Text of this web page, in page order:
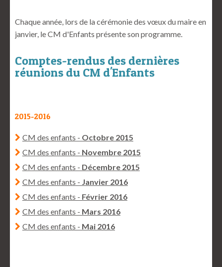
Chaque année, lors de la cérémonie des vœux du maire en
janvier, le CM d'Enfants présente son programme.
Comptes-rendus des dernières
réunions du CM d'Enfants
2015-2016
CM des enfants - Octobre 2015
CM des enfants - Novembre 2015
CM des enfants - Décembre 2015
CM des enfants - Janvier 2016
CM des enfants - Février 2016
CM des enfants - Mars 2016
CM des enfants - Mai 2016